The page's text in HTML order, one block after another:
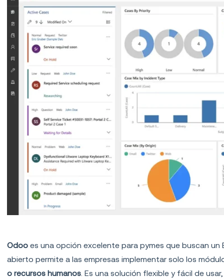
Odoo es una opción excelente para pymes que buscan un
abierto permite a las empresas implementar solo los
o recursos humanos . Es una solución flexible y fácil de